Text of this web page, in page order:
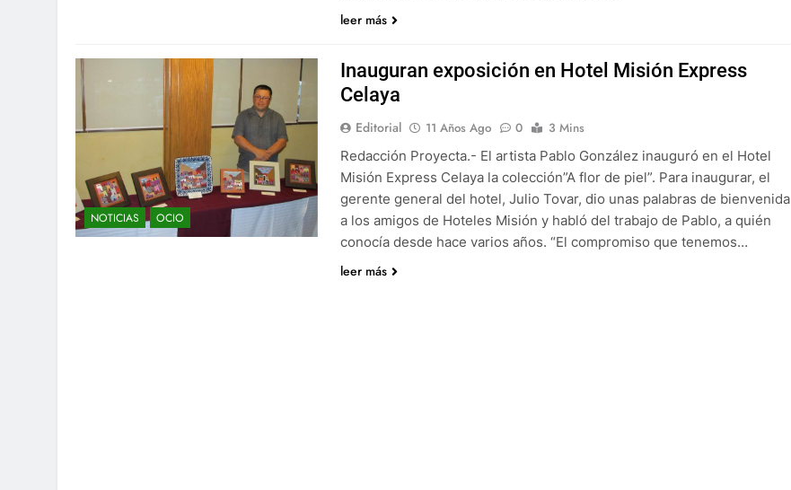
leer más
NOTICIAS OCIO
Inauguran exposición en Hotel Misión Express
Celaya
Editorial 11 Años Ago 0
3 Mins
Redacción Proyecta.- El artista Pablo González inauguró en el Hotel
Misión Express Celaya la colección”A flor de piel”. Para inaugurar, el
gerente general del hotel, Julio Tovar, dio unas palabras de bienvenida
a los amigos de Hoteles Misión y habló del trabajo de Pablo, a quién
conocía desde hace varios años. “El compromiso que tenemos…
leer más